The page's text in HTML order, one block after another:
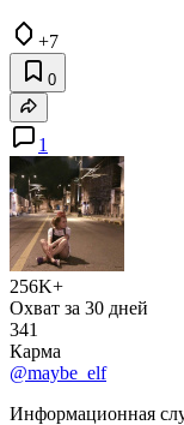
+7
0
1
256K+
Охват за 30 дней
341
Карма
@maybe_elf
Информационная